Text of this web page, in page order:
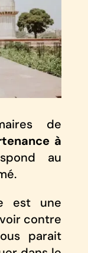
de
à
au
est une
contre
parait